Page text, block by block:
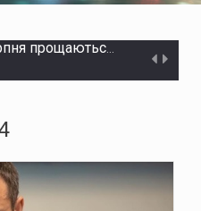
У Чернівцях п'яний водій Mercedes спричинив ДТП: у крові виявили 2,57 проміле алкоголю